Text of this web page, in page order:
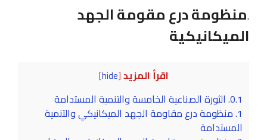
.منظومة درع مقومة الجهد
الميكانيكية
اقرأ المزيد[
hide
]
0.1. الثورة الصناعية الخامسة والتنمية المستدامة
1. منظومة درع مقاومة الجهد الميكانيكي والتنمية
المستدامة